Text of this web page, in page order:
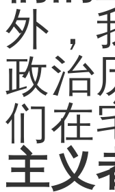
外，
政治
们在
主义